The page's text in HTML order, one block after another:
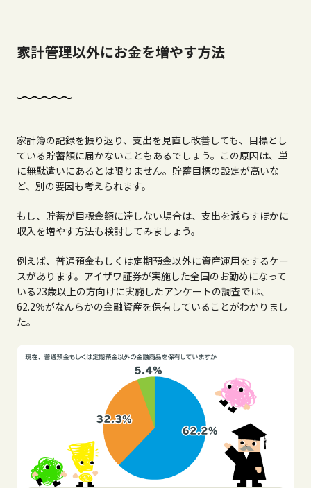
家計管理以外にお金を増やす方法
家計簿の記録を振り返り、支出を見直し改善しても、目標とし
ている貯蓄額に届かないこともあるでしょう。この原因は、単
に無駄遣いにあるとは限りません。貯蓄目標の設定が高いな
ど、別の要因も考えられます。
もし、貯蓄が目標金額に達しない場合は、支出を減らすほかに
収入を増やす方法も検討してみましょう。
例えば、普通預金もしくは定期預金以外に資産運用をするケー
スがあります。アイザワ証券が実施した全国のお勤めになって
いる23歳以上の方向けに実施したアンケートの調査では、
62.2％がなんらかの金融資産を保有していることがわかりまし
た。